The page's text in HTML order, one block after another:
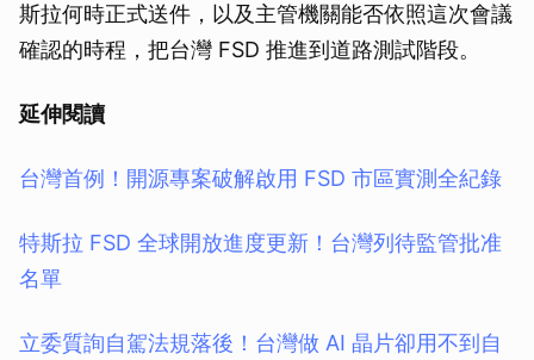
斯拉何時正式送件，以及主管機關能否依照這次會議
確認的時程，把台灣 FSD 推進到道路測試階段。
延伸閱讀
台灣首例！開源專案破解啟用 FSD 市區實測全紀錄
特斯拉 FSD 全球開放進度更新！台灣列待監管批准
名單
立委質詢自駕法規落後！台灣做 AI 晶片卻用不到自